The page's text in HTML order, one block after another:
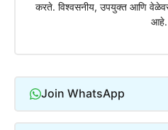
करते. विश्वसनीय, उपयुक्त आणि
आहे.
Join WhatsApp